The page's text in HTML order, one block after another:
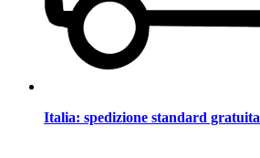
Italia: spedizione standard gratuita